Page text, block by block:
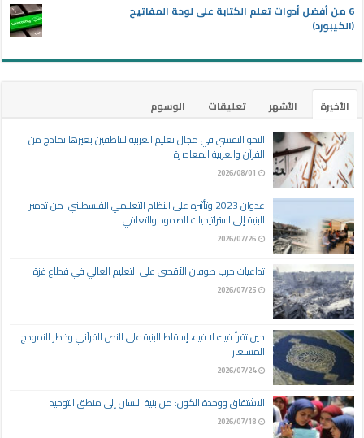
6 من أفضل أدوات تعلم الكتابة على لوحة المفاتيح
(الكيبورد)
الأخيرة الأشهر تعليقات
الوسوم
النحو النفسي في مجال تعليم العربية للناطقين بغيرها نماذج من
القرآن والعربية المعاصرة
2026/08/01
عدوان 2023 وتأثيره على النظام التعليمي الفلسطيني: من تدمير
البنية إلى استراتيجيات الصمود والتعافي
2026/07/26
تداعيات حرب طوفان الأقصى على التعليم العالي في قطاع غزة
2026/07/25
حين تقرأ فيك لا فيه، إسقاط البنية على النص القرآني وخطر النموذج
المستعار
2026/07/24
الاشتقاق ووحدة الكون: من بنية اللسان إلى منطق التوحيد
2026/07/18